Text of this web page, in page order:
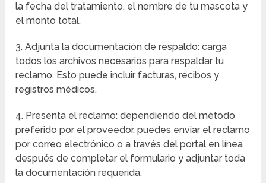
la fecha del tratamiento, el nombre de tu mascota y
el monto total.
3. Adjunta la documentación de respaldo: carga
todos los archivos necesarios para respaldar tu
reclamo. Esto puede incluir facturas, recibos y
registros médicos.
4. Presenta el reclamo: dependiendo del método
preferido por el proveedor, puedes enviar el reclamo
por correo electrónico o a través del portal en línea
después de completar el formulario y adjuntar toda
la documentación requerida.